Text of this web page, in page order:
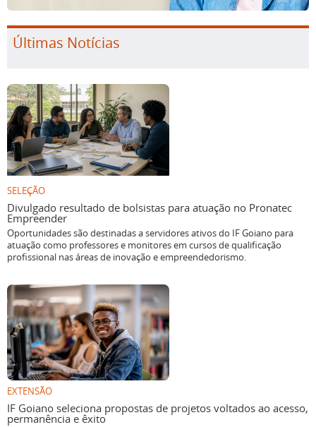
Últimas Notícias
SELEÇÃO
Divulgado resultado de bolsistas para atuação no Pronatec
Empreender
Oportunidades são destinadas a servidores ativos do IF Goiano para
atuação como professores e monitores em cursos de qualificação
profissional nas áreas de inovação e empreendedorismo.
EXTENSÃO
IF Goiano seleciona propostas de projetos voltados ao acesso,
permanência e êxito